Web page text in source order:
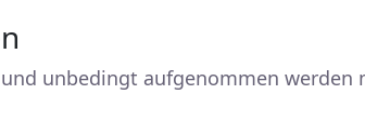
unbedingt aufgenommen werden